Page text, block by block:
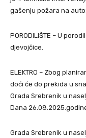
gašenju požara na
PORODILIŠTE – U
djevojčice.
ELEKTRO – Zbog
doći će do prekida u
Grada Srebrenik u
Dana
Grada Srebrenik u